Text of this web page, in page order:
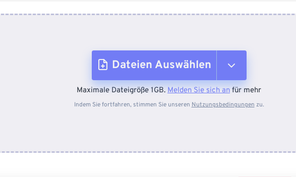
Dateien Auswählen
Vom Gerät
Maximale Dateigröße 1GB. Melden Sie sich an für mehr
Indem Sie fortfahren, stimmen Sie unseren Nutzungsbedingungen zu.